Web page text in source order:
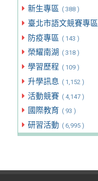
新生專區 ( 388 )
臺北市語文競賽專區
防疫專區 ( 143 )
榮耀南湖 ( 318 )
學習歷程 ( 109 )
升學訊息 ( 1,152 )
活動競賽 ( 4,147 )
國際教育 ( 93 )
研習活動 ( 6,995 )